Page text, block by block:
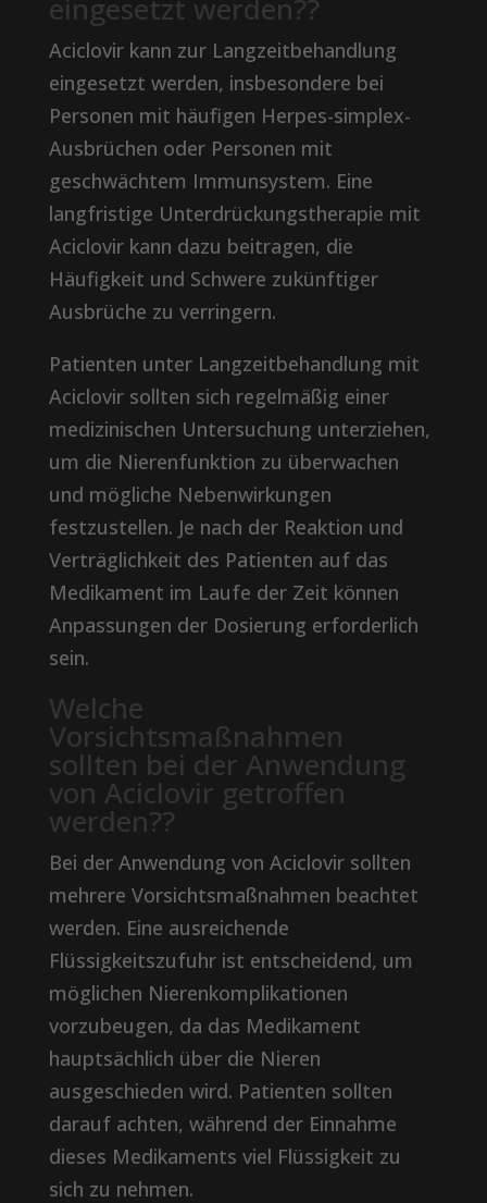
eingesetzt werden??
Aciclovir kann zur Langzeitbehandlung
eingesetzt werden, insbesondere bei
Personen mit häufigen Herpes-simplex-
Ausbrüchen oder Personen mit
geschwächtem Immunsystem. Eine
langfristige Unterdrückungstherapie mit
Aciclovir kann dazu beitragen, die
Häufigkeit und Schwere zukünftiger
Ausbrüche zu verringern.
Patienten unter Langzeitbehandlung mit
Aciclovir sollten sich regelmäßig einer
medizinischen Untersuchung unterziehen,
um die Nierenfunktion zu überwachen
und mögliche Nebenwirkungen
festzustellen. Je nach der Reaktion und
Verträglichkeit des Patienten auf das
Medikament im Laufe der Zeit können
Anpassungen der Dosierung erforderlich
sein.
Welche
Vorsichtsmaßnahmen
sollten bei der Anwendung
von Aciclovir getroffen
werden??
Bei der Anwendung von Aciclovir sollten
mehrere Vorsichtsmaßnahmen beachtet
werden. Eine ausreichende
Flüssigkeitszufuhr ist entscheidend, um
möglichen Nierenkomplikationen
vorzubeugen, da das Medikament
hauptsächlich über die Nieren
ausgeschieden wird. Patienten sollten
darauf achten, während der Einnahme
dieses Medikaments viel Flüssigkeit zu
sich zu nehmen.